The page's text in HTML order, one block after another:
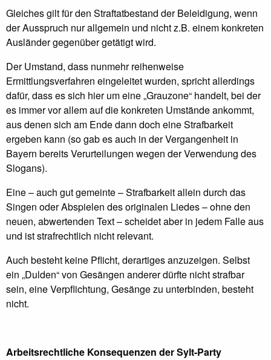
Gleiches gilt für den Straftatbestand der Beleidigung, wenn
der Ausspruch nur allgemein und nicht z.B. einem konkreten
Ausländer gegenüber getätigt wird.
Der Umstand, dass nunmehr reihenweise
Ermittlungsverfahren eingeleitet wurden, spricht allerdings
dafür, dass es sich hier um eine „Grauzone“ handelt, bei der
es immer vor allem auf die konkreten Umstände ankommt,
aus denen sich am Ende dann doch eine Strafbarkeit
ergeben kann (so gab es auch in der Vergangenheit in
Bayern bereits Verurteilungen wegen der Verwendung des
Slogans).
Eine – auch gut gemeinte – Strafbarkeit allein durch das
Singen oder Abspielen des originalen Liedes – ohne den
neuen, abwertenden Text – scheidet aber in jedem Falle aus
und ist strafrechtlich nicht relevant.
Auch besteht keine Pflicht, derartiges anzuzeigen. Selbst
ein „Dulden“ von Gesängen anderer dürfte nicht strafbar
sein, eine Verpflichtung, Gesänge zu unterbinden, besteht
nicht.
Arbeitsrechtliche Konsequenzen der Sylt-Party